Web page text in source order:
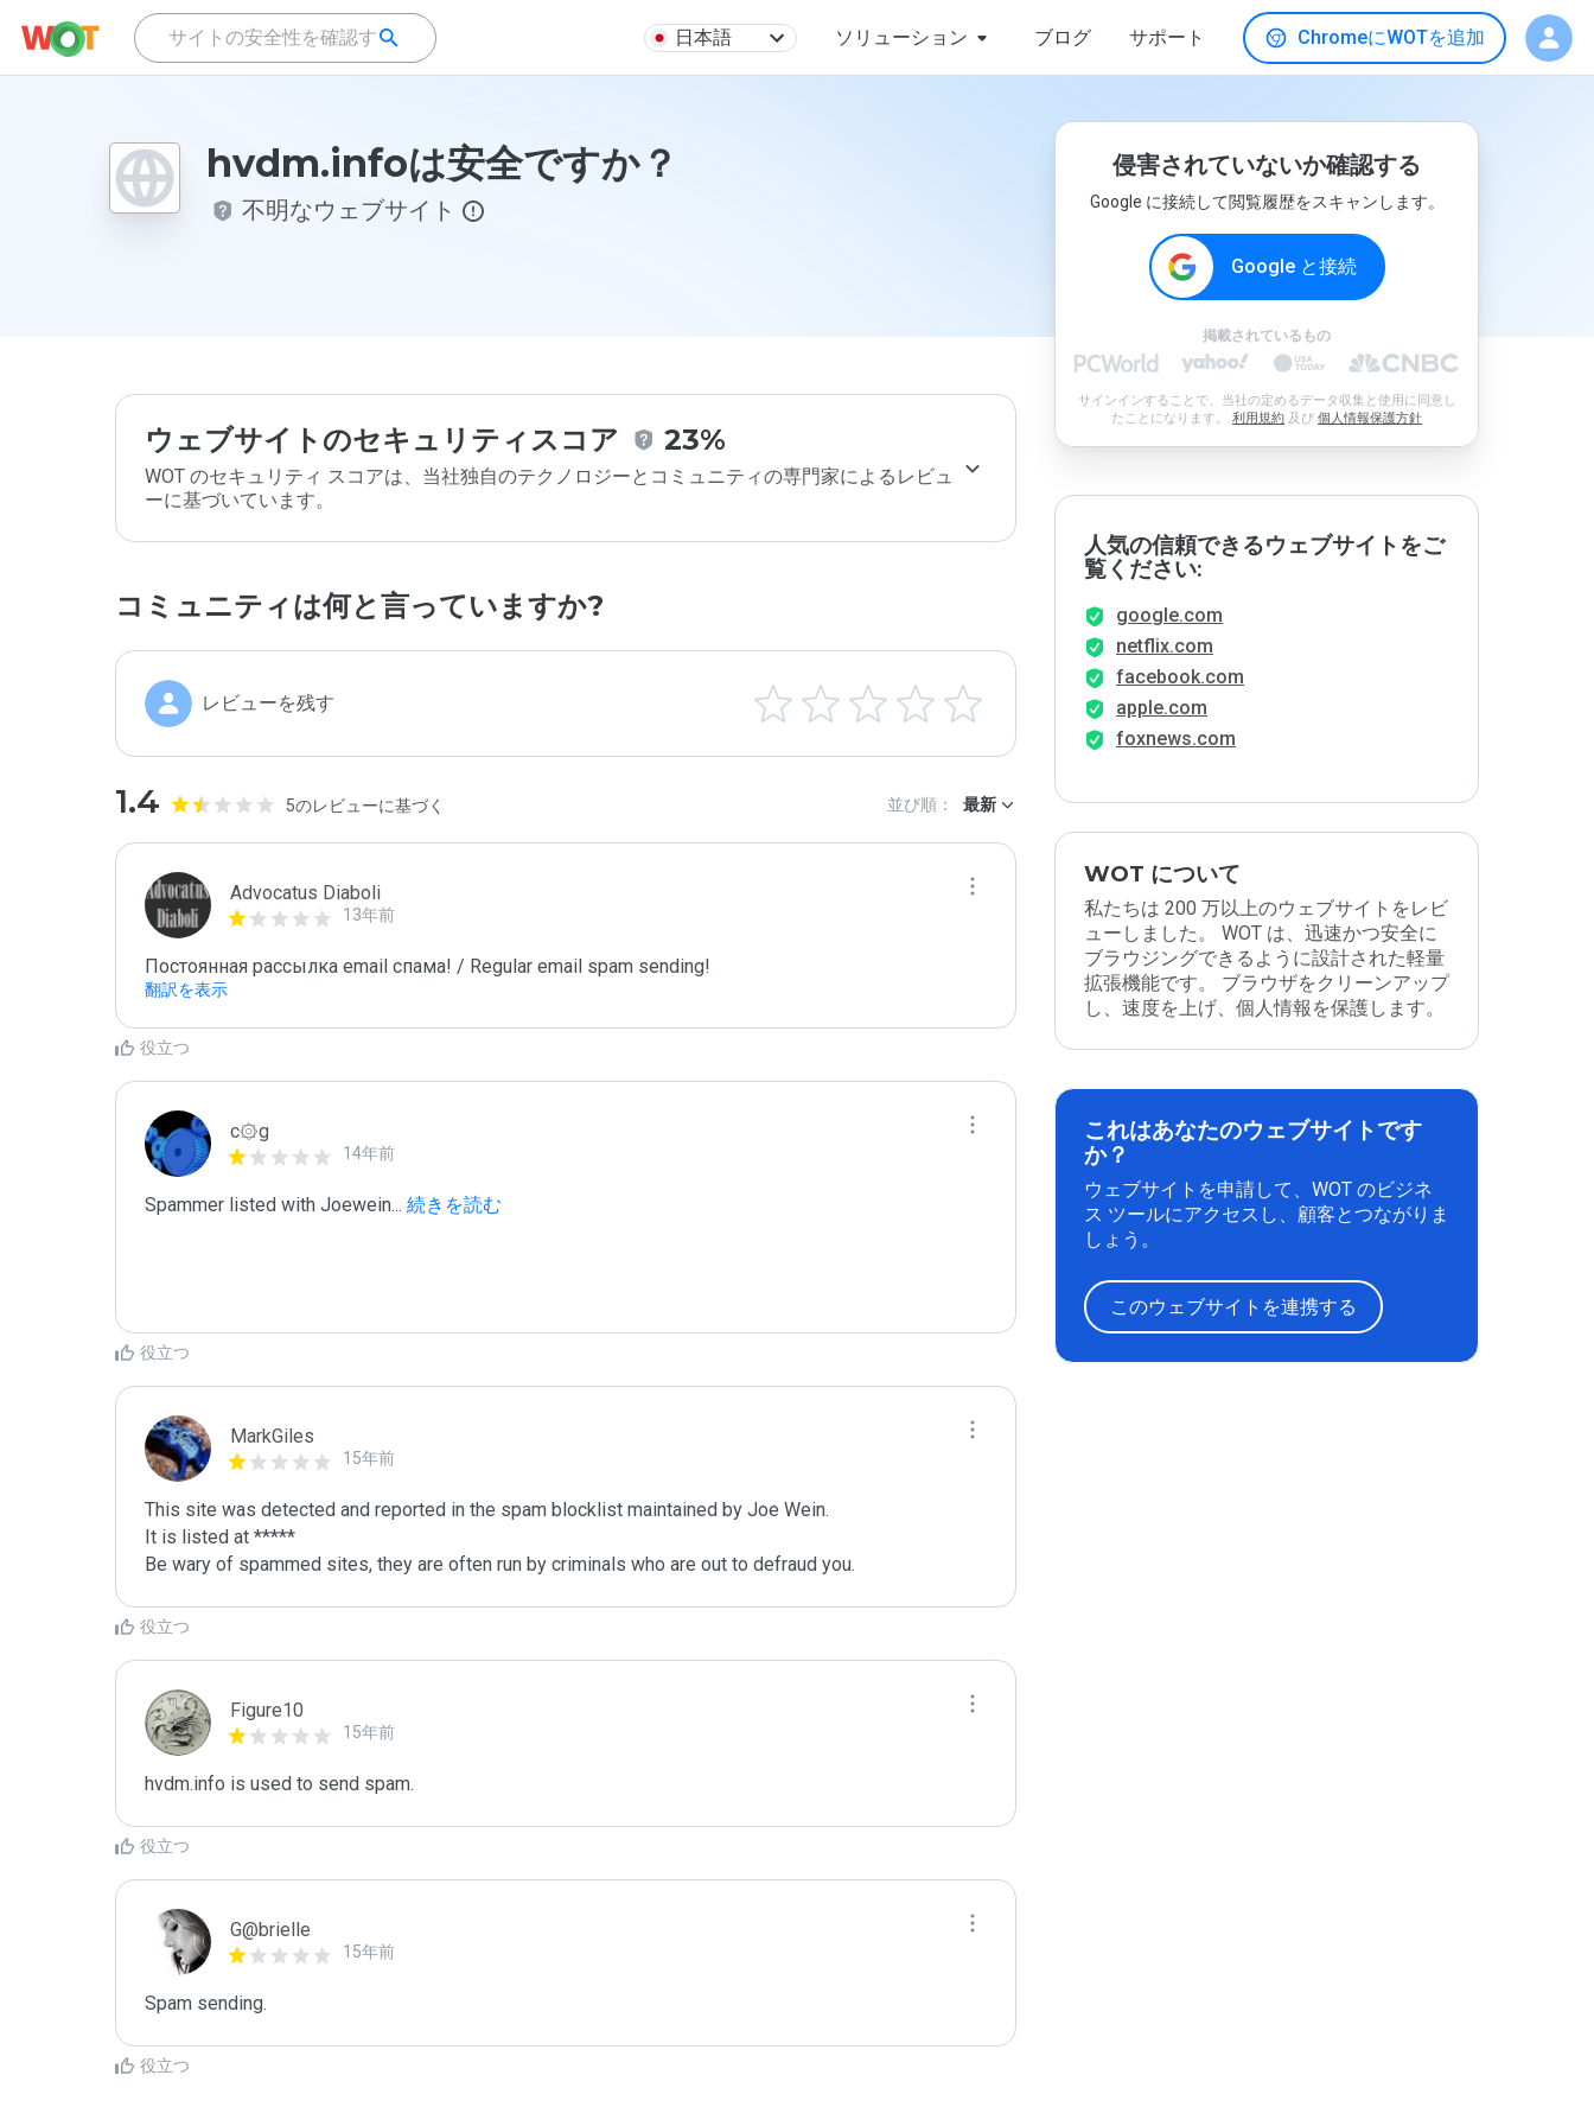
日本語 ソリューション ブログ サポート ChromeにWOTを追加
hvdm.infoは安全ですか？
不明なウェブサイト
ウェブサイトのセキュリティスコア 23%
WOT のセキュリティ スコアは、当社独自のテクノロジーとコミュニティの専門家によるレビュ
ーに基づいています。
コミュニティは何と言っていますか?
レビューを残す
1.4 5のレビューに基づく 並び順： 最新
Advocatus Diaboli
13年前
Постоянная рассылка email спама! / Regular email spam sending!
翻訳を表示
役立つ
c۞g
14年前
Spammer listed with Joewein ... 続きを読む
役立つ
MarkGiles
15年前
This site was detected and reported in the spam blocklist maintained by Joe Wein.
It is listed at *****
Be wary of spammed sites, they are often run by criminals who are out to defraud you.
役立つ
Figure10
15年前
hvdm.info is used to send spam.
役立つ
G@brielle
15年前
Spam sending.
役立つ
侵害されていないか確認する
Google に接続して閲覧履歴をスキャンします。
Google と接続
掲載されているもの
サインインすることで、当社の定めるデータ収集と使用に同意し
たことになります。 利用規約 及び 個人情報保護方針
人気の信頼できるウェブサイトをご
覧ください:
google.com
netflix.com
facebook.com
apple.com
foxnews.com
WOT について
私たちは 200 万以上のウェブサイトをレビ
ューしました。 WOT は、迅速かつ安全に
ブラウジングできるように設計された軽量
拡張機能です。 ブラウザをクリーンアップ
し、速度を上げ、個人情報を保護します。
これはあなたのウェブサイトです
か？
ウェブサイトを申請して、WOT のビジネ
ス ツールにアクセスし、顧客とつながりま
しょう。
このウェブサイトを連携する